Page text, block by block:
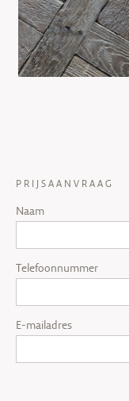
PRIJSAANVRAAG
Naam
Telefoonnummer
E-mailadres